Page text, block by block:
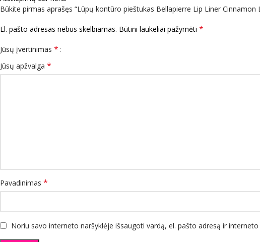
Būkite pirmas aprašęs “Lūpų kontūro pieštukas Bellapierre Lip Liner Cinnamon
El. pašto adresas nebus skelbiamas. Būtini laukeliai pažymėti *
Jūsų įvertinimas *
Jūsų apžvalga *
Pavadinimas *
Noriu savo interneto naršyklėje išsaugoti vardą, el. pašto adresą ir